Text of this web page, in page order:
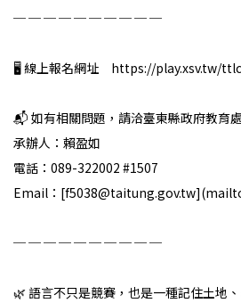
─ ─ ─ ─ ─ ─ ─ ─ ─ ─
🖥️ 線上報名網址 https://play.xsv.tw/
📬 如有相關問題，請洽臺東縣政府教育處
承辦人：賴盈如
電話：089-322002 #1507
Email：
─ ─ ─ ─ ─ ─ ─ ─ ─ ─
🌿 語言不只是競賽，也是一種記住土地